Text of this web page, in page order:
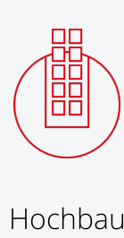
Hochbau